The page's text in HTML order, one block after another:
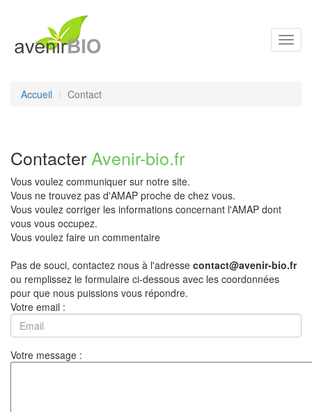
Accueil Contact
Contacter Avenir-bio.fr
Vous voulez communiquer sur notre site.
Vous ne trouvez pas d'AMAP proche de chez vous.
Vous voulez corriger les informations concernant l'AMAP dont
vous vous occupez.
Vous voulez faire un commentaire
Pas de souci, contactez nous à l'adresse contact@avenir-bio.fr
ou remplissez le formulaire ci-dessous avec les coordonnées
pour que nous puissions vous répondre.
Votre email :
Votre message :